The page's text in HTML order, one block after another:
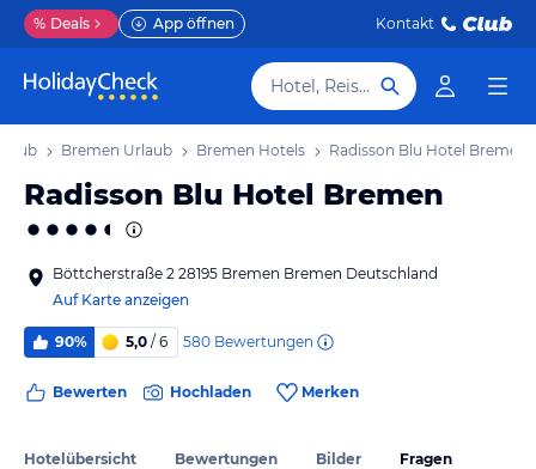
% Deals App öffnen Kontakt
Hotel, Reiseziel
Bremen Urlaub Bremen Hotels Radisson Blu Hotel Bremen
Radisson Blu Hotel Bremen
Böttcherstraße 2 28195 Bremen Bremen Deutschland
Auf Karte anzeigen
90% 5,0 / 6 580 Bewertungen
Bewerten Hochladen Merken
Hotelübersicht Bewertungen Bilder Fragen